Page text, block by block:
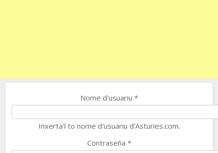
Nome d'usuariu *
Inxerta'l to nome d'usuariu d'Asturies.com.
Contraseña *